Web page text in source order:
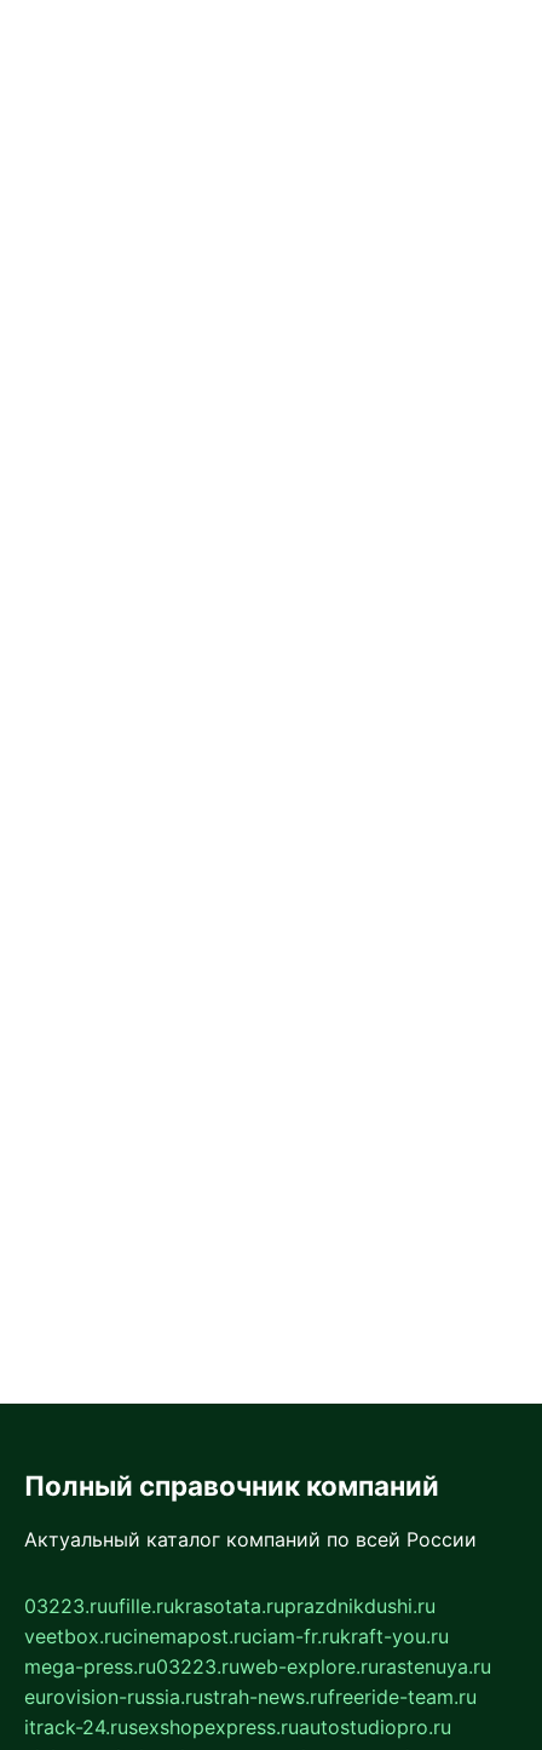
Полный справочник компаний
Актуальный каталог компаний по всей России
03223.ruufille.rukrasotata.ruprazdnikdushi.ru
veetbox.rucinemapost.ruciam-fr.rukraft-you.ru
mega-press.ru03223.ruweb-explore.rurastenuya.ru
eurovision-russia.rustrah-news.rufreeride-team.ru
itrack-24.rusexshopexpress.ruautostudiopro.ru